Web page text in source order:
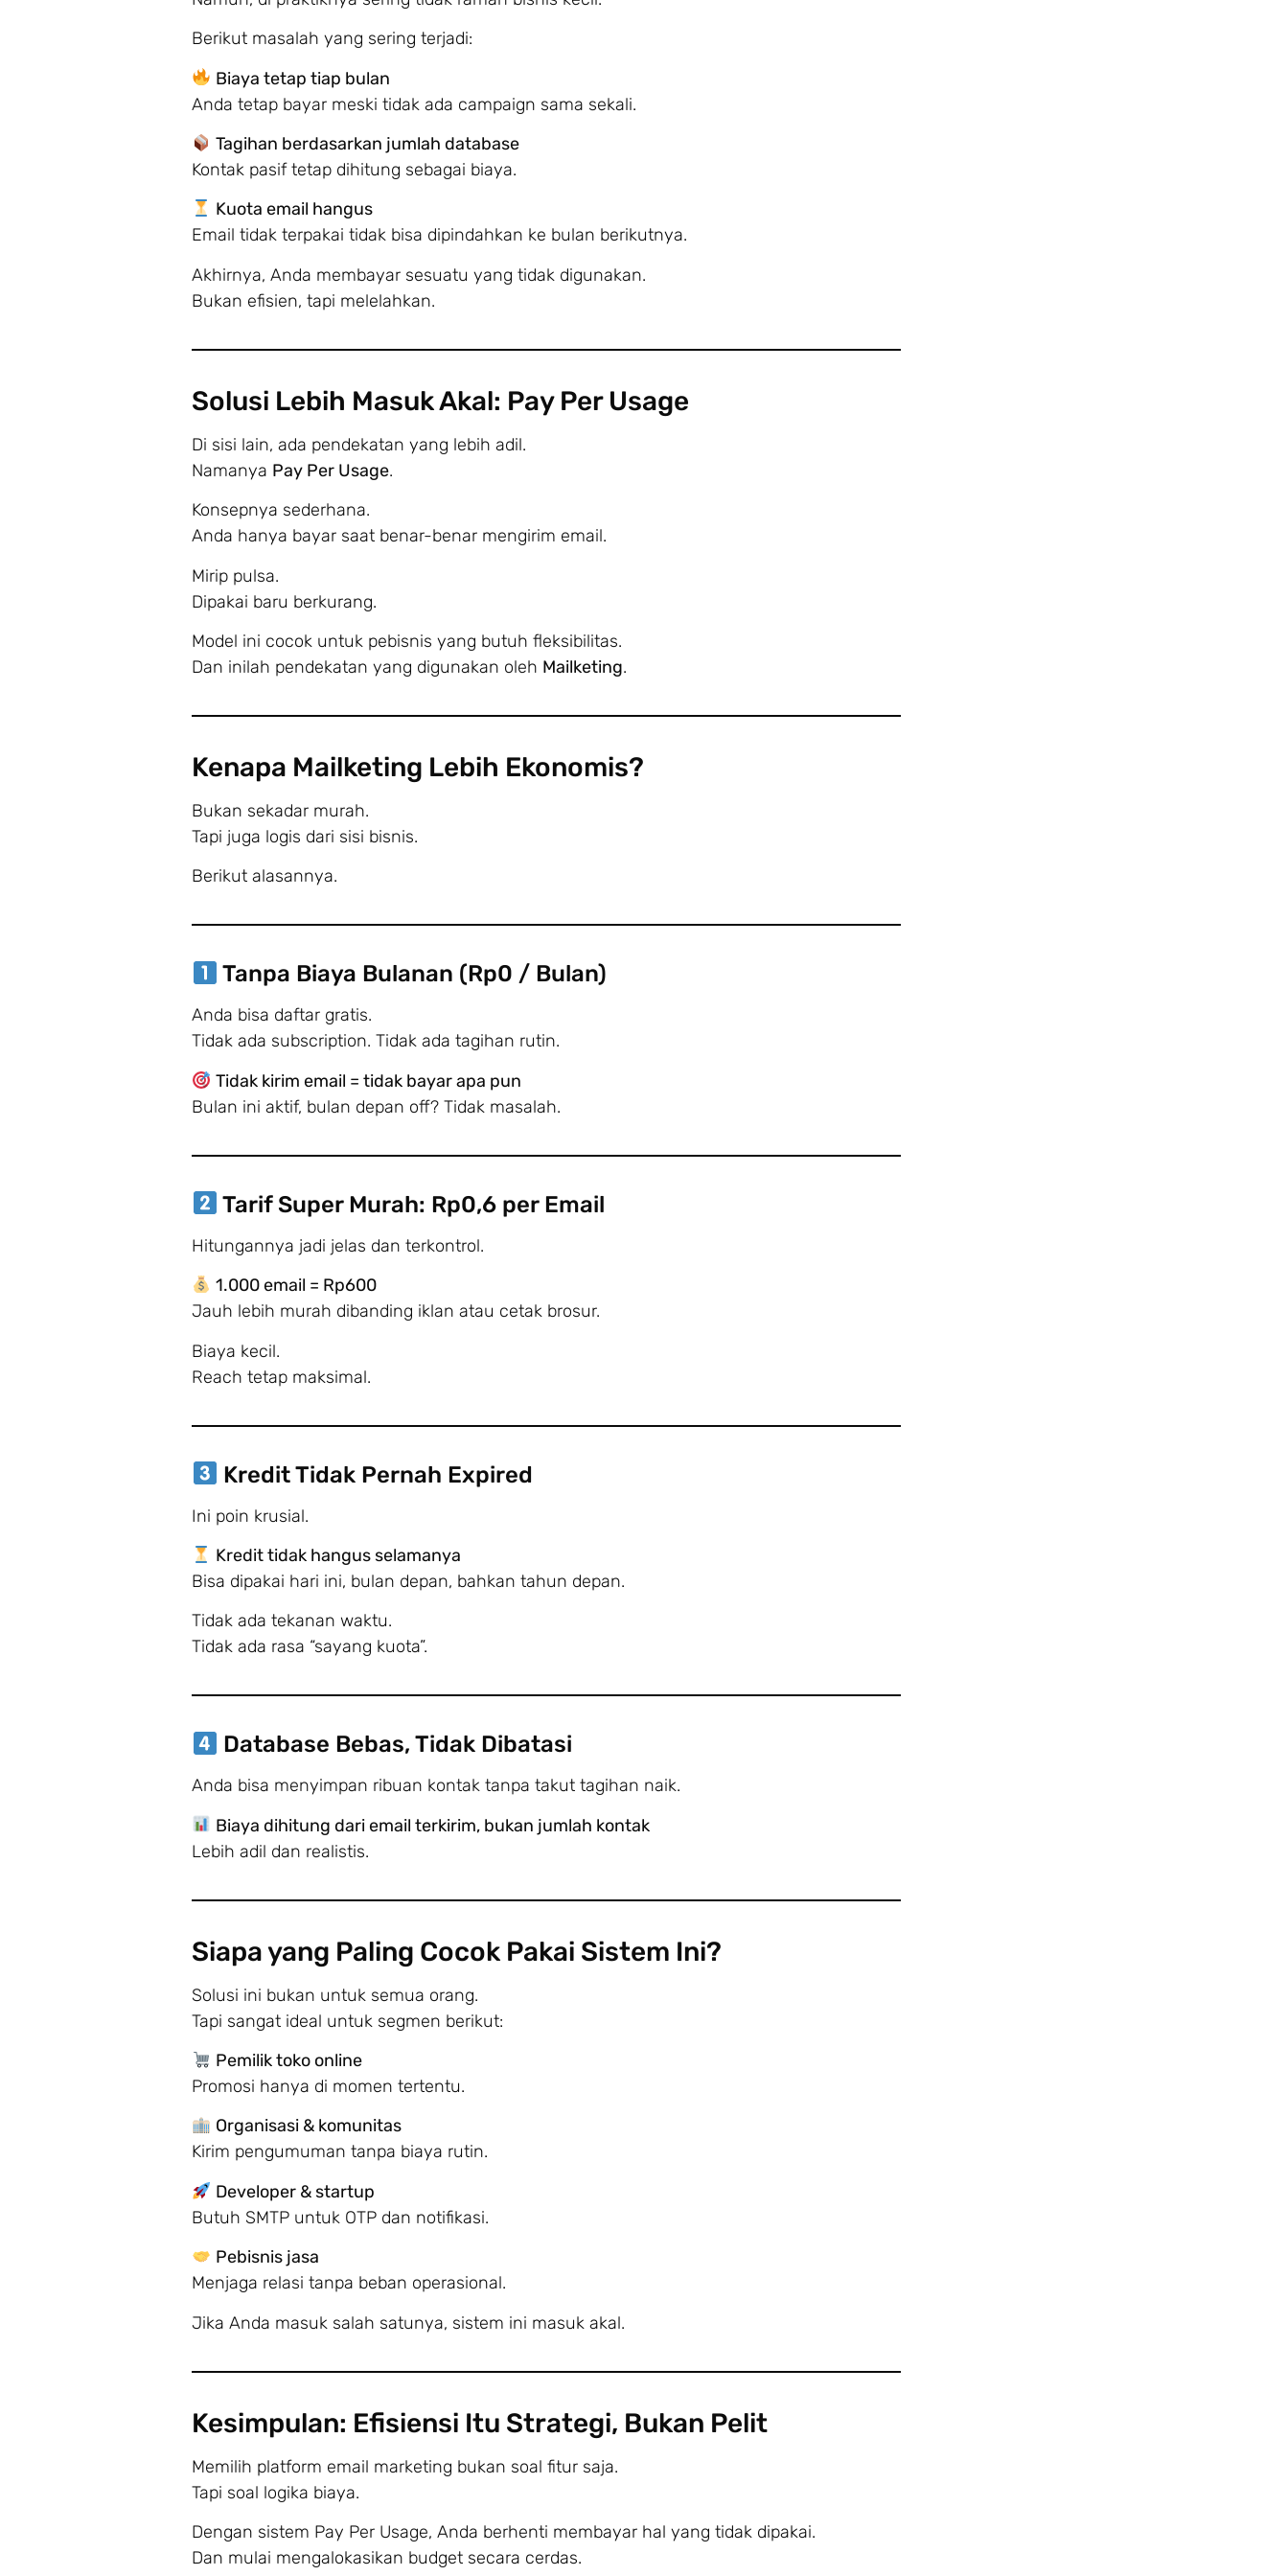
Berikut masalah yang sering terjadi:
Biaya tetap tiap bulan
Anda tetap bayar meski tidak ada campaign sama sekali.
Tagihan berdasarkan jumlah database
Kontak pasif tetap dihitung sebagai biaya.
Kuota email hangus
Email tidak terpakai tidak bisa dipindahkan ke bulan berikutnya.
Akhirnya, Anda membayar sesuatu yang tidak digunakan.
Bukan efisien, tapi melelahkan.
Solusi Lebih Masuk Akal: Pay Per Usage
Di sisi lain, ada pendekatan yang lebih adil.
Namanya Pay Per Usage.
Konsepnya sederhana.
Anda hanya bayar saat benar-benar mengirim email.
Mirip pulsa.
Dipakai baru berkurang.
Model ini cocok untuk pebisnis yang butuh fleksibilitas.
Dan inilah pendekatan yang digunakan oleh Mailketing.
Kenapa Mailketing Lebih Ekonomis?
Bukan sekadar murah.
Tapi juga logis dari sisi bisnis.
Berikut alasannya.
Tanpa Biaya Bulanan (Rp0 / Bulan)
Anda bisa daftar gratis.
Tidak ada subscription. Tidak ada tagihan rutin.
Tidak kirim email = tidak bayar apa pun
Bulan ini aktif, bulan depan off? Tidak masalah.
Tarif Super Murah: Rp0,6 per Email
Hitungannya jadi jelas dan terkontrol.
1.000 email = Rp600
Jauh lebih murah dibanding iklan atau cetak brosur.
Biaya kecil.
Reach tetap maksimal.
Kredit Tidak Pernah Expired
Ini poin krusial.
Kredit tidak hangus selamanya
Bisa dipakai hari ini, bulan depan, bahkan tahun depan.
Tidak ada tekanan waktu.
Tidak ada rasa “sayang kuota”.
Database Bebas, Tidak Dibatasi
Anda bisa menyimpan ribuan kontak tanpa takut tagihan naik.
Biaya dihitung dari email terkirim, bukan jumlah kontak
Lebih adil dan realistis.
Siapa yang Paling Cocok Pakai Sistem Ini?
Solusi ini bukan untuk semua orang.
Tapi sangat ideal untuk segmen berikut:
Pemilik toko online
Promosi hanya di momen tertentu.
Organisasi & komunitas
Kirim pengumuman tanpa biaya rutin.
Developer & startup
Butuh SMTP untuk OTP dan notifikasi.
Pebisnis jasa
Menjaga relasi tanpa beban operasional.
Jika Anda masuk salah satunya, sistem ini masuk akal.
Kesimpulan: Efisiensi Itu Strategi, Bukan Pelit
Memilih platform email marketing bukan soal fitur saja.
Tapi soal logika biaya.
Dengan sistem Pay Per Usage, Anda berhenti membayar hal yang tidak dipakai.
Dan mulai mengalokasikan budget secara cerdas.